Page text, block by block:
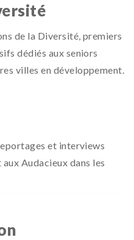
de la Diversité, premiers
dédiés aux seniors
villes en développement.
et interviews
Audacieux dans les